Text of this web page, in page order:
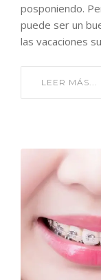
posponiendo.
puede ser un
las vacaciones
LEER MÁS...